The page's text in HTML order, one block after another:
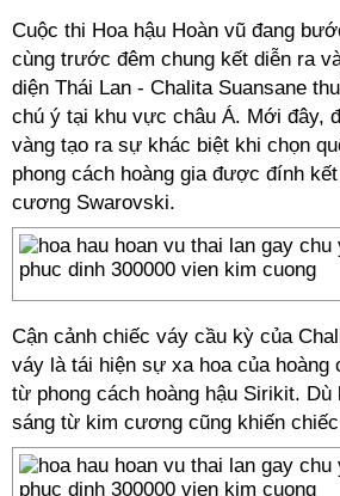
Cuộc thi Hoa hậu Hoàn vũ đang
cùng trước đêm chung kết diễn ra
diện Thái Lan - Chalita Suansane
chú ý tại khu vực châu Á. Mới đây,
vàng tạo ra sự khác biệt khi chọn
phong cách hoàng gia được đính
cương Swarovski.
Cận cảnh chiếc váy cầu kỳ của
váy là tái hiện sự xa hoa của hoàng
từ phong cách hoàng hậu Sirikit. Dù
sáng từ kim cương cũng khiến